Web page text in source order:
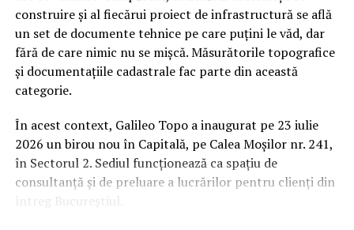
aplicatia WOLT.
Intre 3 si 6 august: 10:00 – 20:00
Vineri, 7 august: 10:00 – 13:00
Ridicarea bratarilor inainte de festival se poate face
exclusiv de catre detinatorii de abonamente sau invitatii
de tip full pass.
Accesul in festival
construire și al fiecărui proiect de infrastructură se află
un set de documente tehnice pe care puțini le văd, dar
fără de care nimic nu se mișcă. Măsurătorile topografice
și documentațiile cadastrale fac parte din această
categorie.
În acest context, Galileo Topo a inaugurat pe 23 iulie
2026 un birou nou în Capitală, pe Calea Moșilor nr. 241,
în Sectorul 2. Sediul funcționează ca spațiu de
consultanță și de preluare a lucrărilor pentru clienți din
întreg Bucureștiul.